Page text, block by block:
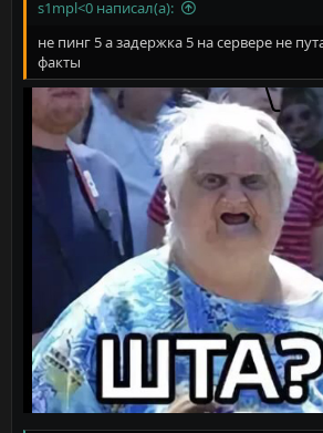
s1mpl<0 написал(а):
не пинг 5 а задержка 5 на сервере не
факты